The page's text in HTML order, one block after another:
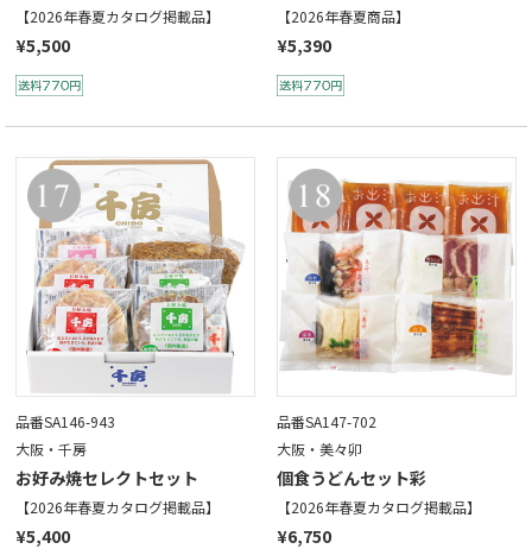
【2026年春夏カタログ掲載品】
¥5,500
【2026年春夏商品】
¥5,390
品番SA146-943
大阪・千房
お好み焼セレクトセット
【2026年春夏カタログ掲載品】
¥5,400
品番SA147-702
大阪・美々卯
個食うどんセット彩
【2026年春夏カタログ掲載品】
¥6,750